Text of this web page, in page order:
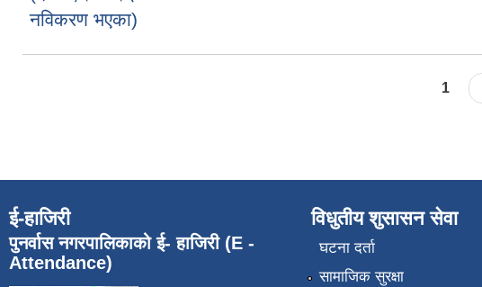
नविकरण भएका)
1
ई-हाजिरी
पुनर्वास नगरपालिकाको ई- हाजिरी (E -
Attendance)
विधुतीय शुसासन सेवा
घटना दर्ता
सामाजिक सुरक्षा